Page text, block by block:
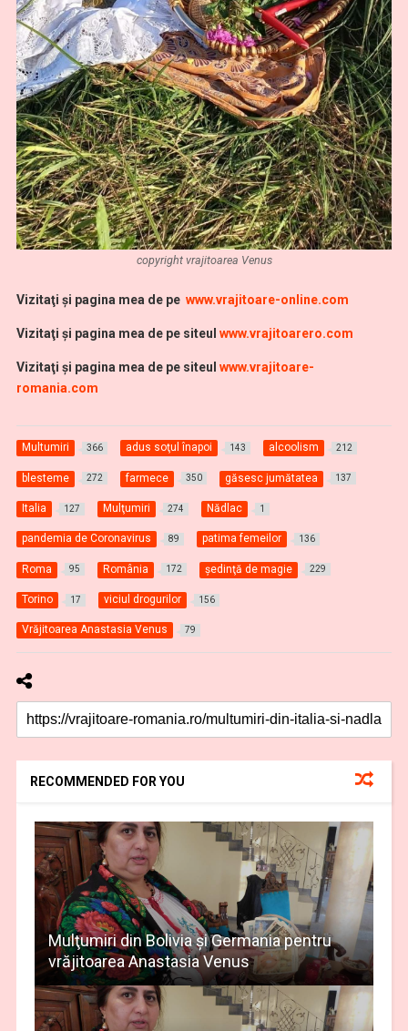
copyright vrajitoarea Venus
Vizitaţi şi pagina mea de pe www.vrajitoare-online.com
Vizitaţi şi pagina mea de pe siteul www.vrajitoarero.com
Vizitaţi şi pagina mea de pe siteul www.vrajitoare-
romania.com
Multumiri 366 adus soţul înapoi 143 alcoolism 212
blesteme 272 farmece 350 găsesc jumătatea 137
Italia 127 Mulţumiri 274 Nădlac 1
pandemia de Coronavirus 89 patima femeilor 136
Roma 95 România 172 şedinţă de magie 229
Torino 17 viciul drogurilor 156
Vrăjitoarea Anastasia Venus 79
RECOMMENDED FOR YOU
Mulţumiri din Bolivia și Germania pentru
vrăjitoarea Anastasia Venus